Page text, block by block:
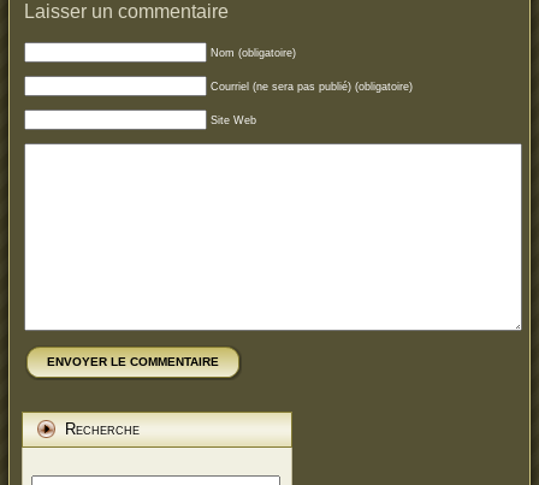
Laisser un commentaire
Nom (obligatoire)
Courriel (ne sera pas publié) (obligatoire)
Site Web
ENVOYER LE COMMENTAIRE
Recherche